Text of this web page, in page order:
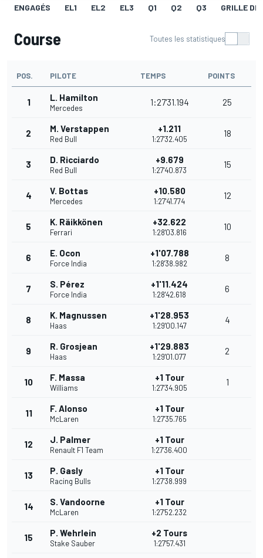
ENGAGÉS EL1 EL2 EL3 Q1 Q2 Q3 GRILLE DE
Course Toutes les statistiques
POS. PILOTE TEMPS POINTS
1 L. Hamilton
Mercedes
1:27'31.194 25
2 M. Verstappen
Red Bull
+1.211
1:27'32.405
18
3 D. Ricciardo
Red Bull
+9.679
1:27'40.873
15
4 V. Bottas
Mercedes
+10.580
1:27'41.774
12
5 K. Räikkönen
Ferrari
+32.622
1:28'03.816
10
6 E. Ocon
Force India
+1'07.788
1:28'38.982
8
7 S. Pérez
Force India
+1'11.424
1:28'42.618
6
8 K. Magnussen
Haas
+1'28.953
1:29'00.147
4
9 R. Grosjean
Haas
+1'29.883
1:29'01.077
2
10 F. Massa
Williams
+1 Tour
1:27'34.905
1
11 F. Alonso
McLaren
+1 Tour
1:27'35.765
12 J. Palmer
Renault F1 Team
+1 Tour
1:27'36.400
13 P. Gasly
Racing Bulls
+1 Tour
1:27'38.999
14 S. Vandoorne
McLaren
+1 Tour
1:27'52.232
15 P. Wehrlein
Stake Sauber
+2 Tours
1:27'57.431